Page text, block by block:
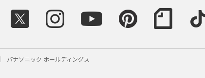
パナソニック ホールディングス